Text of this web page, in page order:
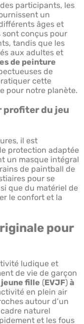
participants, les
un
âges et
sont conçus pour
tandis que les
aux adultes et
de peinture
de
cette
pour notre planète.
profiter du jeu
il est
protection adaptée
un masque intégral
de paintball de
pour se
que du matériel de
le confort et la
pour
ludique et
de vie de garçon
fille (EVJF) à
en plein air
autour d’un
naturel
et les fous